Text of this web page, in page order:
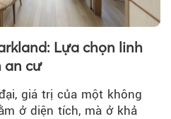
Theo Sở hữu trí
Lựa chọn linh
an cư
giá trị của một không
ở diện tích, mà ở khả